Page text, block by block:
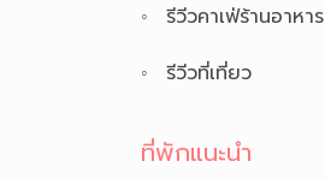
รีวีวคาเฟ่ร้านอาหาร
รีวีวที่เที่ยว
ที่พักแนะนำ